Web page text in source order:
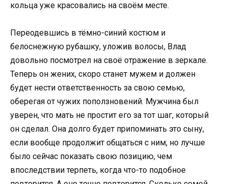
кольца уже красовались на своём месте.
Переодевшись в тёмно-синий костюм и
белоснежную рубашку, уложив волосы, Влад
довольно посмотрел на своё отражение в зеркале.
Теперь он жених, скоро станет мужем и должен
будет нести ответственность за свою семью,
оберегая от чужих поползновений. Мужчина был
уверен, что мать не простит его за тот шаг, который
он сделал. Она долго будет припоминать это сыну,
если вообще продолжит общаться с ним, но лучше
было сейчас показать свою позицию, чем
впоследствии терпеть, когда что-то подобное